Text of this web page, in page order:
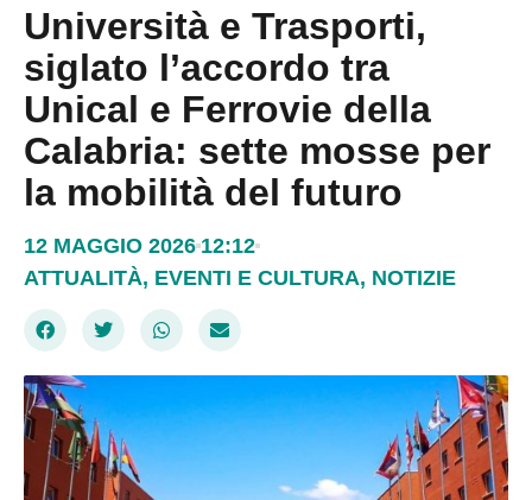
Università e Trasporti,
siglato l’accordo tra
Unical e Ferrovie della
Calabria: sette mosse per
la mobilità del futuro
12 MAGGIO 2026 12:12
ATTUALITÀ, EVENTI E CULTURA, NOTIZIE